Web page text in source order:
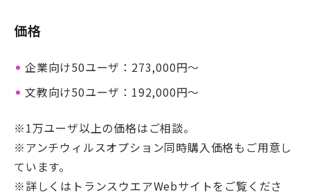
価格
企業向け50ユーザ：273,000円〜
文教向け50ユーザ：192,000円〜
※1万ユーザ以上の価格はご相談。
※アンチウィルスオプション同時購入価格もご用意し
ています。
※詳しくはトランスウエアWebサイトをご覧くださ